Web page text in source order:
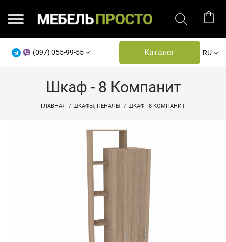
(097) 055-99-55 Каталог RU
Шкаф - 8 Компанит
ГЛАВНАЯ ШКАФЫ, ПЕНАЛЫ ШКАФ - 8 КОМПАНИТ